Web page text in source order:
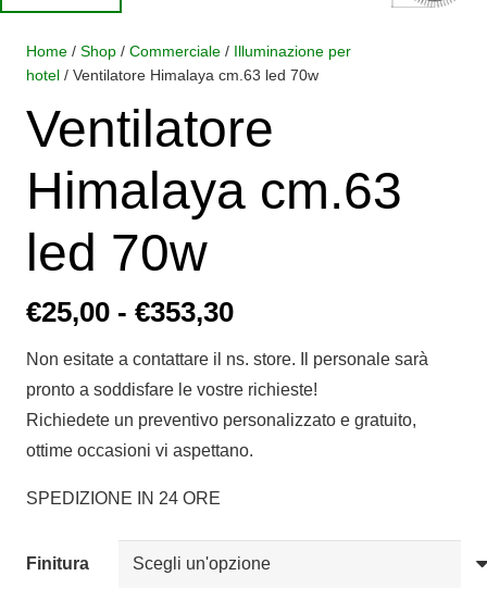
Home / Shop / Commerciale / Illuminazione per
hotel / Ventilatore Himalaya cm.63 led 70w
Ventilatore
Himalaya cm.63
led 70w
€25,00 - €353,30Fascia
prezzo:
da
€25,00
a
Non esitate a contattare il ns. store. Il personale sarà
pronto a soddisfare le vostre richieste!
Richiedete un preventivo personalizzato e gratuito,
ottime occasioni vi aspettano.
SPEDIZIONE IN 24 ORE
Finitura